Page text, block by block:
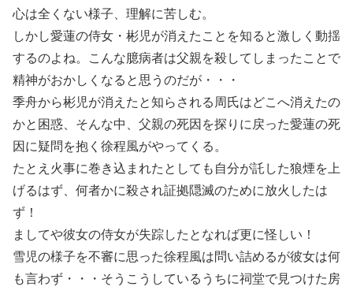
心は全くない様子、理解に苦しむ。
しかし愛蓮の侍女・彬児が消えたことを知ると激しく動揺
するのよね。こんな臆病者は父親を殺してしまったことで
精神がおかしくなると思うのだが・・・
季舟から彬児が消えたと知らされる周氏はどこへ消えたの
かと困惑、そんな中、父親の死因を探りに戻った愛蓮の死
因に疑問を抱く徐程風がやってくる。
たとえ火事に巻き込まれたとしても自分が託した狼煙を上
げるはず、何者かに殺され証拠隠滅のために放火したは
ず！
ましてや彼女の侍女が失踪したとなれば更に怪しい！
雪児の様子を不審に思った徐程風は問い詰めるが彼女は何
も言わず・・・そうこうしているうちに祠堂で見つけた房